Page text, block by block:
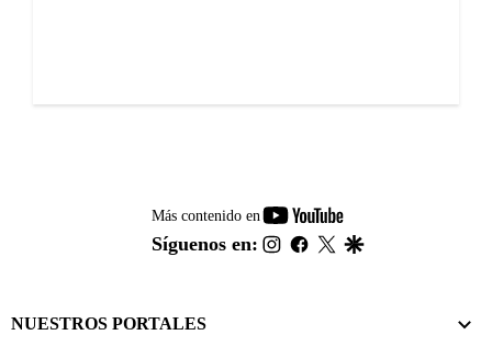
Más contenido en
youtube-
footer
Síguenos en: instagram
facebook
twitter
NUESTROS PORTALES